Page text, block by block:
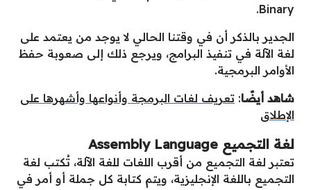
Binary.
الجدير بالذكر أن في وقتنا الحالي لا يوجد من يعتمد على
لغة الآلة في تنفيذ البرامج، ويرجع ذلك إلى صعوبة حفظ
الأوامر البرمجية.
شاهد أيضًا: تعريف لغات البرمجة وأنواعها وأشهرها على
الإطلاق
لغة التجميع Assembly Language
تعتبر لغة التجميع من أقرب اللغات للغة الآلة، تُكتب لغة
التجميع باللغة الإنجليزية، ويتم كتابة كل جملة أو أمر في